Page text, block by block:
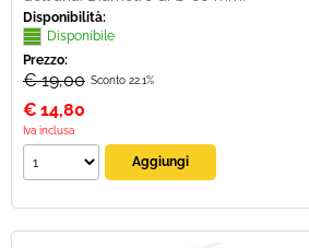
Disponibilità:
Disponibile
Prezzo:
€ 19,00 Sconto 22.1%
€ 14,80
Iva inclusa